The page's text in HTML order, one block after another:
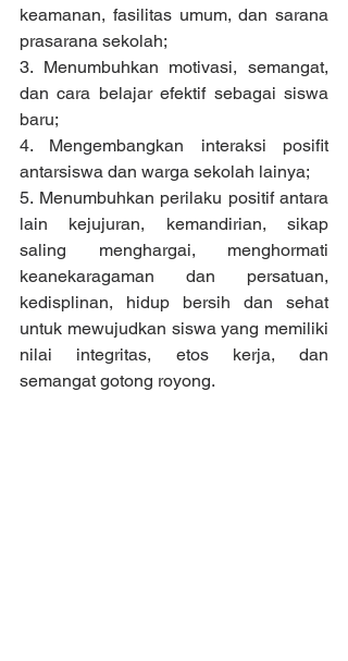
keamanan, fasilitas umum, dan sarana
prasarana sekolah;
3. Menumbuhkan motivasi, semangat,
dan cara belajar efektif sebagai siswa
baru;
4. Mengembangkan interaksi posifit
antarsiswa dan warga sekolah lainya;
5. Menumbuhkan perilaku positif antara
lain kejujuran, kemandirian, sikap
saling menghargai, menghormati
keanekaragaman dan persatuan,
kedisplinan, hidup bersih dan sehat
untuk mewujudkan siswa yang memiliki
nilai integritas, etos kerja, dan
semangat gotong royong.